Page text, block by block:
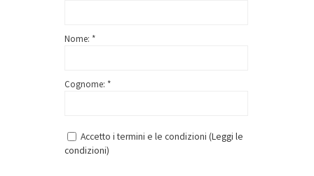
Nome: *
Cognome: *
Accetto i termini e le condizioni (Leggi le
condizioni)